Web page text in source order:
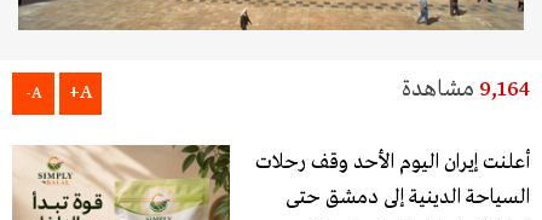
9,164 مشاهدة A+
A-
أعلنت إيران اليوم الأحد وقف رحلات
السياحة الدينية إلى دمشق حتى